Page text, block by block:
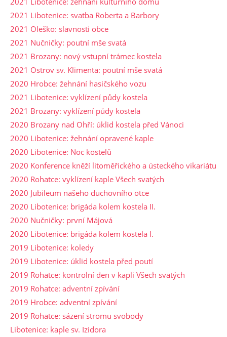
2021 Libotenice: svatba Roberta a Barbory
2021 Oleško: slavnosti obce
2021 Nučničky: poutní mše svatá
2021 Brozany: nový vstupní trámec kostela
2021 Ostrov sv. Klimenta: poutní mše svatá
2020 Hrobce: žehnání hasičského vozu
2021 Libotenice: vyklízení půdy kostela
2021 Brozany: vyklízení půdy kostela
2020 Brozany nad Ohří: úklid kostela před Vánoci
2020 Libotenice: žehnání opravené kaple
2020 Libotenice: Noc kostelů
2020 Konference kněží litoměřického a ústeckého vikariátu
2020 Rohatce: vyklízení kaple Všech svatých
2020 Jubileum našeho duchovního otce
2020 Libotenice: brigáda kolem kostela II.
2020 Nučničky: první Májová
2020 Libotenice: brigáda kolem kostela I.
2019 Libotenice: koledy
2019 Libotenice: úklid kostela před poutí
2019 Rohatce: kontrolní den v kapli Všech svatých
2019 Rohatce: adventní zpívání
2019 Hrobce: adventní zpívání
2019 Rohatce: sázení stromu svobody
Libotenice: kaple sv. Izidora